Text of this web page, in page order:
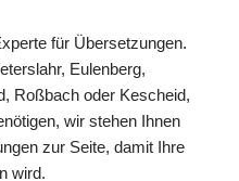
für Übersetzungen.
Eulenberg,
Roßbach oder Kescheid,
wir stehen Ihnen
zur Seite, damit Ihre
wird.